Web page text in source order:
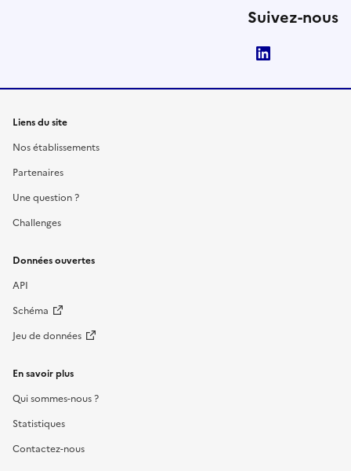
Suivez-nous
Liens du site
Nos établissements
Partenaires
Une question ?
Challenges
Données ouvertes
API
Schéma
Jeu de données
En savoir plus
Qui sommes-nous ?
Statistiques
Contactez-nous